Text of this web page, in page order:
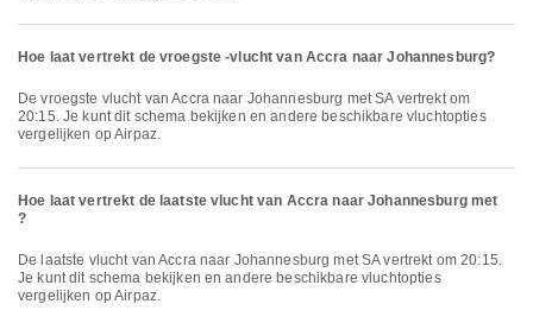
Hoe laat vertrekt de vroegste -vlucht van Accra naar Johannesburg?
De vroegste vlucht van Accra naar Johannesburg met SA vertrekt om
20:15. Je kunt dit schema bekijken en andere beschikbare vluchtopties
vergelijken op Airpaz.
Hoe laat vertrekt de laatste vlucht van Accra naar Johannesburg met
?
De laatste vlucht van Accra naar Johannesburg met SA vertrekt om 20:15.
Je kunt dit schema bekijken en andere beschikbare vluchtopties
vergelijken op Airpaz.